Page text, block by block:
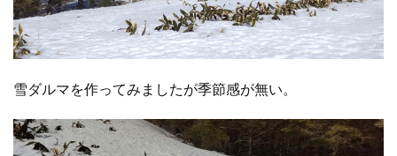
雪ダルマを作ってみましたが季節感が無い。